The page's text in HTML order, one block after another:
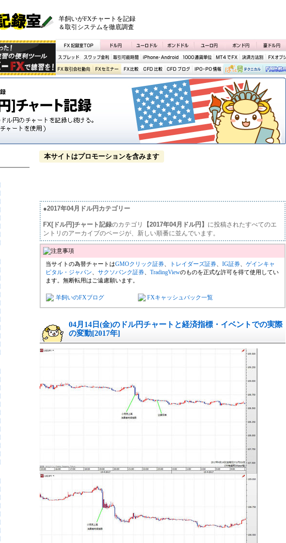
羊飼いがFXチャートを記録
＆取引システムを徹底調査
本サイトはプロモーションを含みます
●2017年04月ドル円カテゴリー
FX[ドル円]チャート記録のカテゴリ 【2017年04月ドル円】 に投稿されたすべてのエ
ントリのアーカイブのページが、新しい順番に並んでいます。
当サイトの為替チャートはGMOクリック証券、 トレイダーズ証券、 IG証券、 ゲインキャ
ピタル・ジャパン、 サクソバンク証券、 TradingViewのものを正式な許可を得て使用してい
ます。無断転用はご遠慮願います。
羊飼いのFXブログ FXキャッシュバック一覧
04月14日(金)のドル円チャートと経済指標・イベントでの実際
の変動[2017年]